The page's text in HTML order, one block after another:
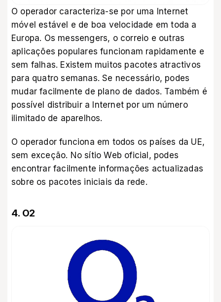
O operador caracteriza-se por uma Internet
móvel estável e de boa velocidade em toda a
Europa. Os messengers, o correio e outras
aplicações populares funcionam rapidamente e
sem falhas. Existem muitos pacotes atractivos
para quatro semanas. Se necessário, podes
mudar facilmente de plano de dados. Também é
possível distribuir a Internet por um número
ilimitado de aparelhos.
O operador funciona em todos os países da UE,
sem exceção. No sítio Web oficial, podes
encontrar facilmente informações actualizadas
sobre os pacotes iniciais da rede.
4. O2